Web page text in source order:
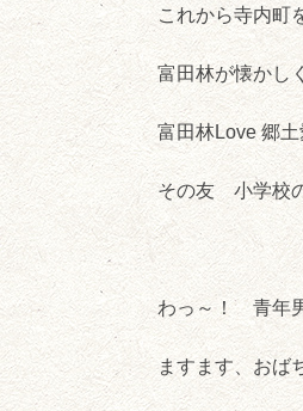
これから寺内町
富田林が懐かし
富田林Love 郷
その友 小学校
わっ～！ 青年
ますます、お